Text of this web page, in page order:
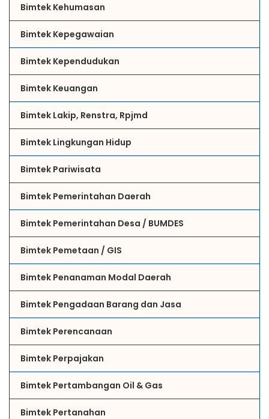
Bimtek Kehumasan
Bimtek Kepegawaian
Bimtek Kependudukan
Bimtek Keuangan
Bimtek Lakip, Renstra, Rpjmd
Bimtek Lingkungan Hidup
Bimtek Pariwisata
Bimtek Pemerintahan Daerah
Bimtek Pemerintahan Desa / BUMDES
Bimtek Pemetaan / GIS
Bimtek Penanaman Modal Daerah
Bimtek Pengadaan Barang dan Jasa
Bimtek Perencanaan
Bimtek Perpajakan
Bimtek Pertambangan Oil & Gas
Bimtek Pertanahan